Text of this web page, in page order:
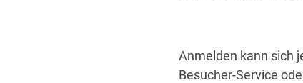
Anmelden kann sich
Besucher-Service